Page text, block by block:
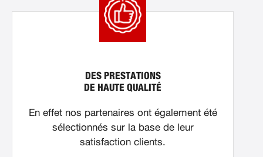
DES PRESTATIONS
DE HAUTE QUALITÉ
En effet nos partenaires ont également été
sélectionnés sur la base de leur
satisfaction clients.